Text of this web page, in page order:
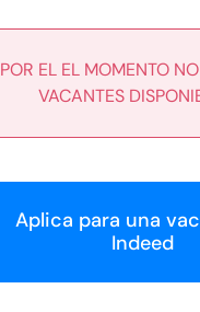
POR EL EL MOMENTO
VACANTES
Aplica para una
Indeed